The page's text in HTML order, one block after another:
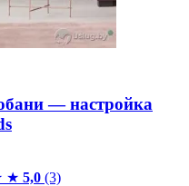
— настройка
★ 5,0 (3)